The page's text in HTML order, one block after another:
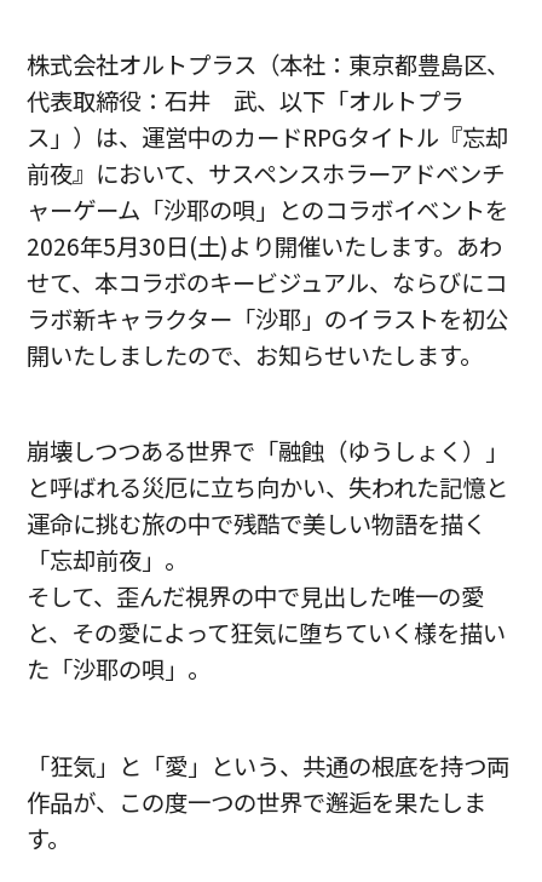
株式会社オルトプラス（本社：東京都豊島区、
代表取締役：石井 武、以下「オルトプラ
ス」）は、運営中のカードRPGタイトル『忘却
前夜』において、サスペンスホラーアドベンチ
ャーゲーム「沙耶の唄」とのコラボイベントを
2026年5月30日(土)より開催いたします。あわ
せて、本コラボのキービジュアル、ならびにコ
ラボ新キャラクター「沙耶」のイラストを初公
開いたしましたので、お知らせいたします。
崩壊しつつある世界で「融蝕（ゆうしょく）」
と呼ばれる災厄に立ち向かい、失われた記憶と
運命に挑む旅の中で残酷で美しい物語を描く
「忘却前夜」。
そして、歪んだ視界の中で見出した唯一の愛
と、その愛によって狂気に堕ちていく様を描い
た「沙耶の唄」。
「狂気」と「愛」という、共通の根底を持つ両
作品が、この度一つの世界で邂逅を果たしま
す。